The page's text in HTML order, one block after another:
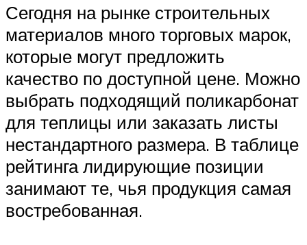
Сегодня на рынке строительных
материалов много торговых марок,
которые могут предложить
качество по доступной цене. Можно
выбрать подходящий поликарбонат
для теплицы или заказать листы
нестандартного размера. В таблице
рейтинга лидирующие позиции
занимают те, чья продукция самая
востребованная.